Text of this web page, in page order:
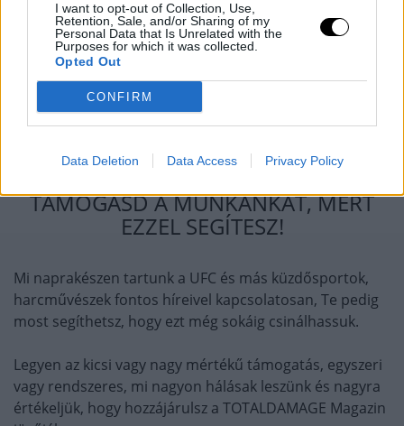
I want to opt-out of Collection, Use,
Retention, Sale, and/or Sharing of my
Personal Data that Is Unrelated with the
Purposes for which it was collected.
Opted Out
CONFIRM
Data Deletion Data Access Privacy Policy
Kétség sem fér hozzá, Katie minden idők egyik
legnagyobb favoritja lenne, ha ez a meccs tényleg
összejönne. Talán nagyobb favorit, mint Anthony
Joshua a Jake Paul elleni meccsen.
TÁMOGASD A MUNKÁNKAT, MERT
EZZEL SEGÍTESZ!
Mi naprakészen tartunk a UFC és más küzdősportok,
harcművészek fontos híreivel kapcsolatosan, Te pedig
most segíthetsz, hogy ezt még sokáig csinálhassuk.
Legyen az kicsi vagy nagy mértékű támogatás, egyszeri
vagy rendszeres, mi nagyon hálásak leszünk és nagyra
értékeljük, hogy hozzájárulsz a TOTALDAMAGE Magazin